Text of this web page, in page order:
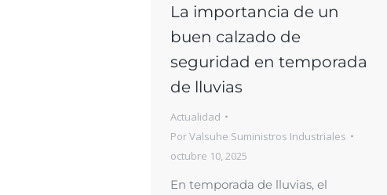
La importancia de un
buen calzado de
seguridad en temporada
de lluvias
Actualidad
PorValsuhe Suministros Industriales
octubre 10, 2025
En temporada de lluvias, el